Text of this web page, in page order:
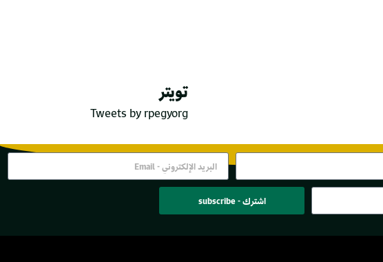
تويتر
Tweets by rpegyorg
اشترك - subscribe